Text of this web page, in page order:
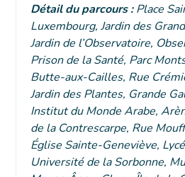
Détail du parcours:Place
Luxembourg, Jardin des
Jardin de l’Observatoire,
Prison de la Santé, Parc
Butte-aux-Cailles, Rue
Jardin des Plantes, Grande
Institut du Monde Arabe,
de la Contrescarpe, Rue
Église Sainte-Geneviève,
Université de la Sorbonne,